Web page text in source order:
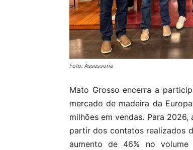
Foto: Assessoria
Mato Grosso encerra a
mercado de madeira da
milhões em vendas. Para
partir dos contatos realizados
aumento de 46% no